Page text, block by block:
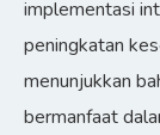
implementasi
peningkatan
menunjukkan
bermanfaat